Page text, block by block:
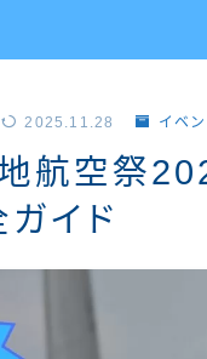
2025.11.28 イベン
地航空祭
イド